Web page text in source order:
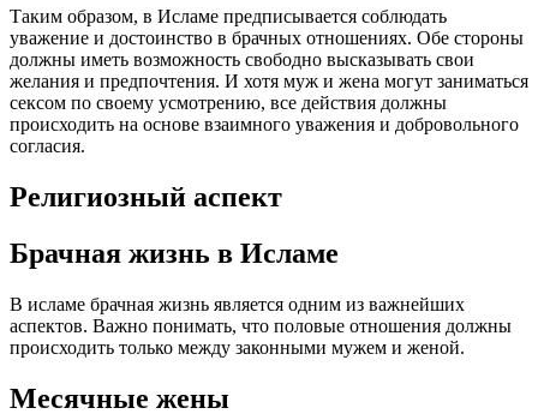
Таким образом, в Исламе предписывается соблюдать
уважение и достоинство в брачных отношениях. Обе стороны
должны иметь возможность свободно высказывать свои
желания и предпочтения. И хотя муж и жена могут заниматься
сексом по своему усмотрению, все действия должны
происходить на основе взаимного уважения и добровольного
согласия.
Религиозный аспект
Брачная жизнь в Исламе
В исламе брачная жизнь является одним из важнейших
аспектов. Важно понимать, что половые отношения должны
происходить только между законными мужем и женой.
Месячные жены